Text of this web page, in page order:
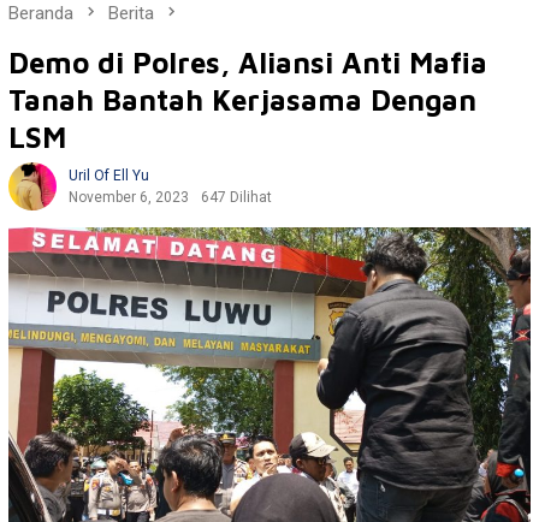
Beranda Berita
Demo di Polres, Aliansi Anti Mafia
Tanah Bantah Kerjasama Dengan
LSM
Uril Of Ell Yu
November 6, 2023
647 Dilihat